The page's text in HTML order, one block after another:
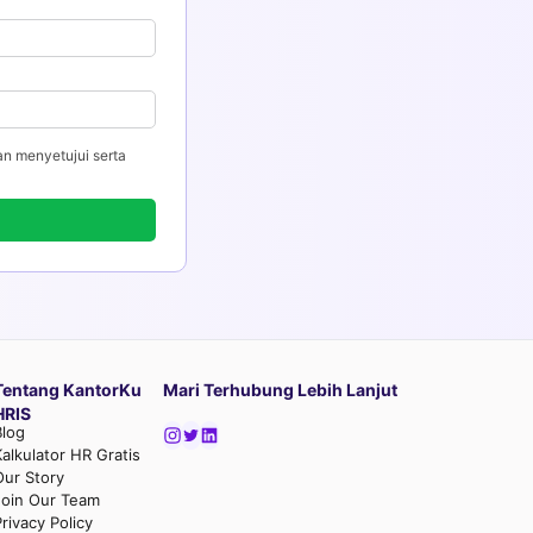
menyetujui serta
KantorKu
HR Gratis
Story
Our Team
Policy
Mari Terhubung Lebih Lanjut